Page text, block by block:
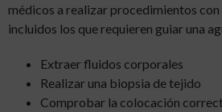
médicos a realizar procedimientos con
incluidos los que requieren guiar una
Extraer fluidos corporales
Realizar una biopsia de tejido
Comprobar la colocación